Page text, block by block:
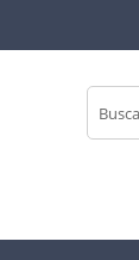
Buscar